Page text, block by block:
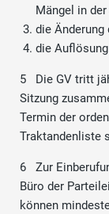
Mängel in
die Änderung
die
5 Die GV tritt
Sitzung
Termin der
Traktandenliste
6 Zur
Büro der
können